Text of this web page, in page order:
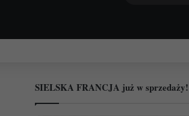
SIELSKA FRANCJA już w sprzedaży!